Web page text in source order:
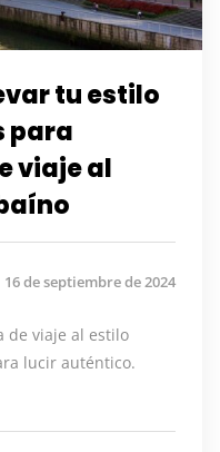
tu estilo
para
viaje al
16 de septiembre de 2024
de viaje al estilo
lucir auténtico.